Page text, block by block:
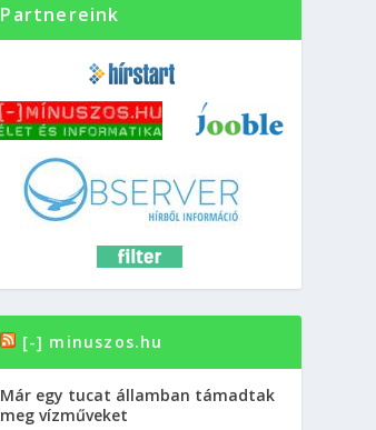
Partnereink
[-] minuszos.hu
Már egy tucat államban támadtak
meg vízműveket